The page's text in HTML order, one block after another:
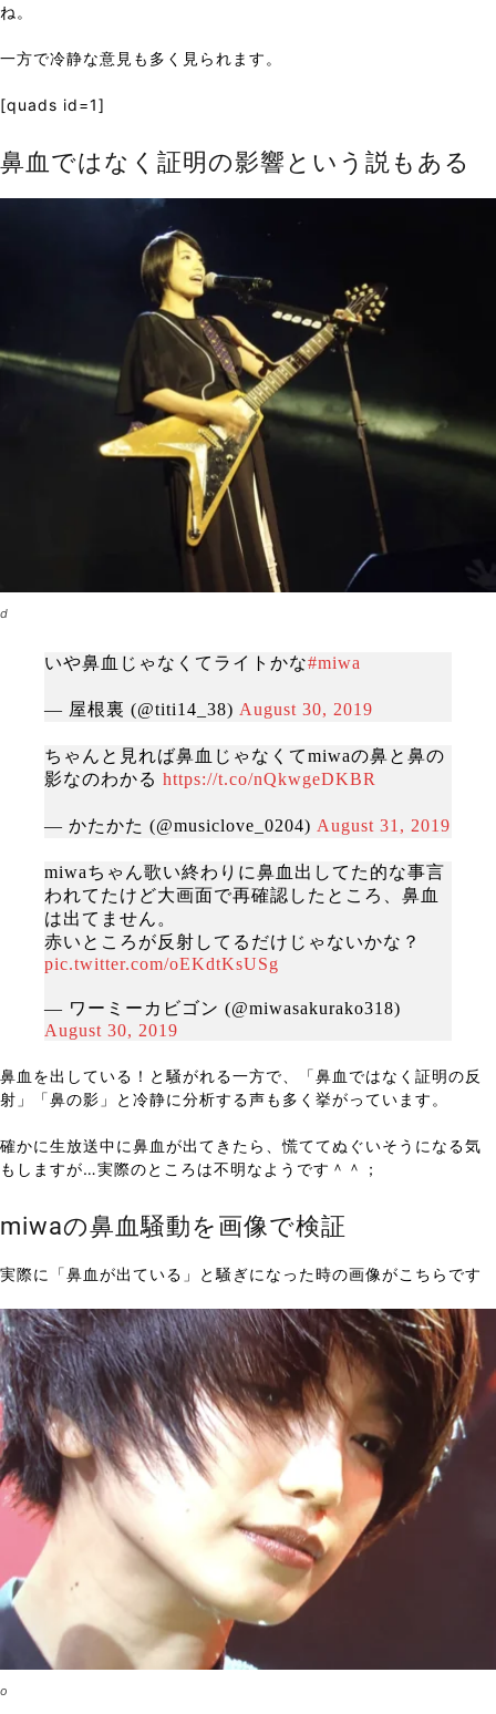
ね。
一方で冷静な意見も多く見られます。
[quads id=1]
鼻血ではなく証明の影響という説もある
d
いや鼻血じゃなくてライトかな#miwa
— 屋根裏 (@titi14_38) August 30, 2019
ちゃんと見れば鼻血じゃなくてmiwaの鼻と鼻の
影なのわかる https://t.co/nQkwgeDKBR
— かたかた (@musiclove_0204) August 31, 2019
miwaちゃん歌い終わりに鼻血出してた的な事言
われてたけど大画面で再確認したところ、鼻血
は出てません。
赤いところが反射してるだけじゃないかな？
pic.twitter.com/oEKdtKsUSg
— ワーミーカビゴン (@miwasakurako318)
August 30, 2019
鼻血を出している！と騒がれる一方で、「鼻血ではなく証明の反
射」「鼻の影」と冷静に分析する声も多く挙がっています。
確かに生放送中に鼻血が出てきたら、慌ててぬぐいそうになる気
もしますが…実際のところは不明なようです＾＾；
miwaの鼻血騒動を画像で検証
実際に「鼻血が出ている」と騒ぎになった時の画像がこちらです
o